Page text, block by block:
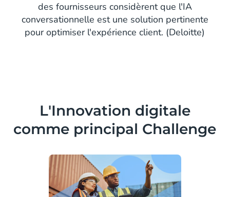
des fournisseurs considèrent que l'IA
conversationnelle est une solution pertinente
pour optimiser l'expérience client. (Deloitte)
L'Innovation digitale
comme principal Challenge